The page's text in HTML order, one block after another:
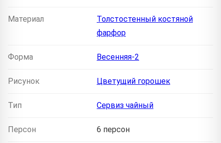
Материал
Толстостенный костяной
фарфор
Форма Весенняя-2
Рисунок Цветущий горошек
Тип Сервиз чайный
Персон 6 персон